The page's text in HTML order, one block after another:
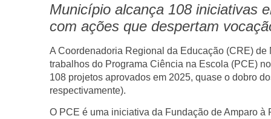
Município alcança 108 iniciativas
com ações que despertam
A Coordenadoria Regional da Educação (CRE)
trabalhos do Programa Ciência na Escola (PCE)
108 projetos aprovados em 2025, quase o dobro
respectivamente).
O PCE é uma iniciativa da Fundação de Amparo